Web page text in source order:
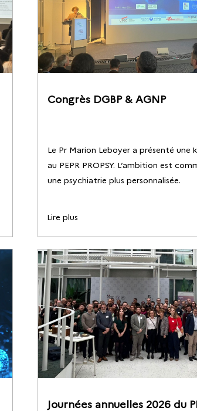
Congrès DGBP & AGNP
Le Pr Marion Leboyer a présenté une
au PEPR PROPSY. L’ambition est
une psychiatrie plus personnalisée.
Lire plus
Journées annuelles 2026 du